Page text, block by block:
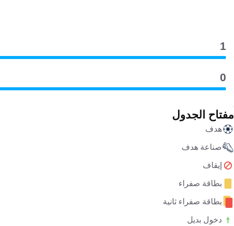
1
0
مفتاح الجدول
هدف
صناعة هدف
إيقاف
بطاقة صفراء
بطاقة صفراء ثانية
دخول بديل